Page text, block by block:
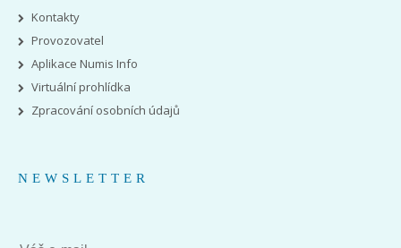
Kontakty
Provozovatel
Aplikace Numis Info
Virtuální prohlídka
Zpracování osobních údajů
NEWSLETTER